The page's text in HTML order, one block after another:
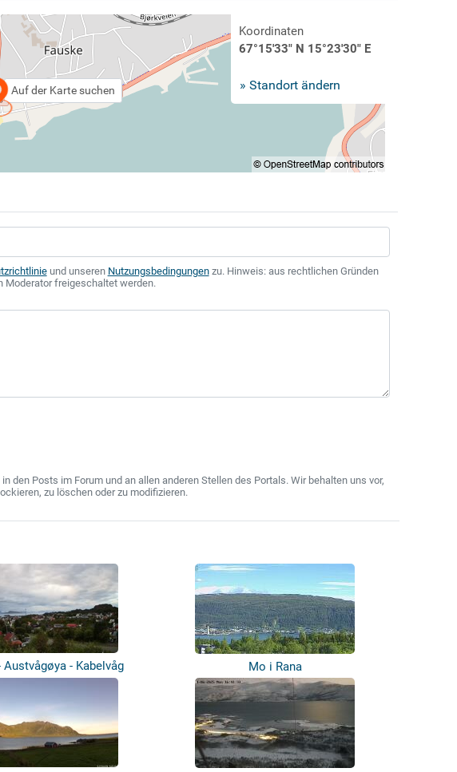
Auf der Karte suchen
Koordinaten
67°15'33" N 15°23'30" E
» Standort ändern
und unseren Nutzungsbedingungenzu. Hinweis: aus rechtlichen Gründen
Moderator freigeschaltet werden.
Posts im Forum und an allen anderen Stellen des Portals. Wir behalten uns vor,
zu löschen oder zu modifizieren.
- Kabelvåg Mo i Rana